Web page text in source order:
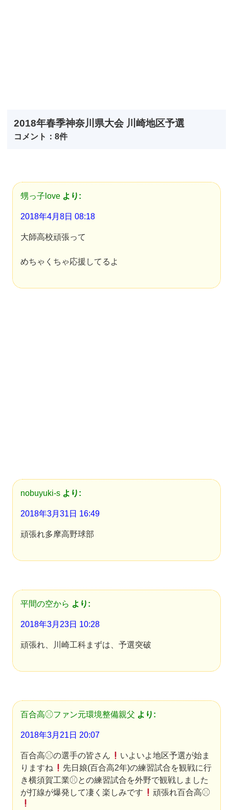
2018年春季神奈川県大会 川崎地区予選
コメント：8件
甥っ子love より:
2018年4月8日 08:18
大師高校頑張って
めちゃくちゃ応援してるよ
nobuyuki-s より:
2018年3月31日 16:49
頑張れ多摩高野球部
平間の空から より:
2018年3月23日 10:28
頑張れ、川崎工科まずは、予選突破
百合高⚾︎ファン元環境整備親父 より:
2018年3月21日 20:07
百合高⚾︎の選手の皆さん
いよいよ地区予選が始ま
りますね
先日娘(百合高2年)の練習試合を観戦に行
き横須賀工業⚾︎との練習試合を外野で観戦しました
が打線が爆発して凄く楽しみです
頑張れ百合高⚾︎